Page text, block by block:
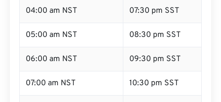
04:00 am NST 07:30 pm SST
05:00 am NST 08:30 pm SST
06:00 am NST 09:30 pm SST
07:00 am NST 10:30 pm SST